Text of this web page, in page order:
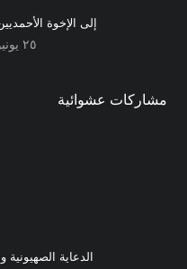
إلى الإخوة
٢٥ يونيو ٢٠٢٦
مشاركات عشوائية
الدعاية الصهيونية